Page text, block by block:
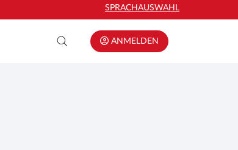
SPRACHAUSWAHL
ANMELDEN